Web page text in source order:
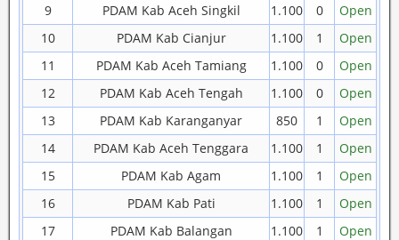
9
PDAM Kab Aceh Singkil 1.100 0
Open
10
PDAM Kab Cianjur 1.100 1
Open
11
PDAM Kab Aceh Tamiang 1.100 0
Open
12
PDAM Kab Aceh Tengah 1.100 0
Open
13
PDAM Kab Karanganyar 850 1
Open
14
PDAM Kab Aceh Tenggara 1.100 1
Open
15
PDAM Kab Agam 1.100 1
Open
16
PDAM Kab Pati 1.100 1
Open
17
PDAM Kab Balangan 1.100 1
Open